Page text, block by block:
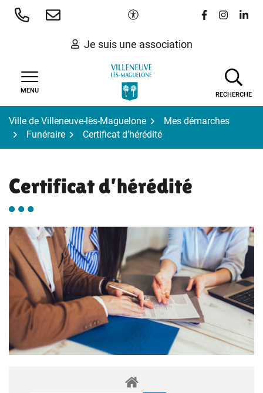
Aller
Paramètres d'accessibilité
Lien vers le
Lien vers
Lien
Je suis une association
MENU
RECHERCHE
Ville de Villeneuve-lès-Maguelone
Mes démarches
Funéraire
Certificat d’hérédité
Certificat d’hérédité